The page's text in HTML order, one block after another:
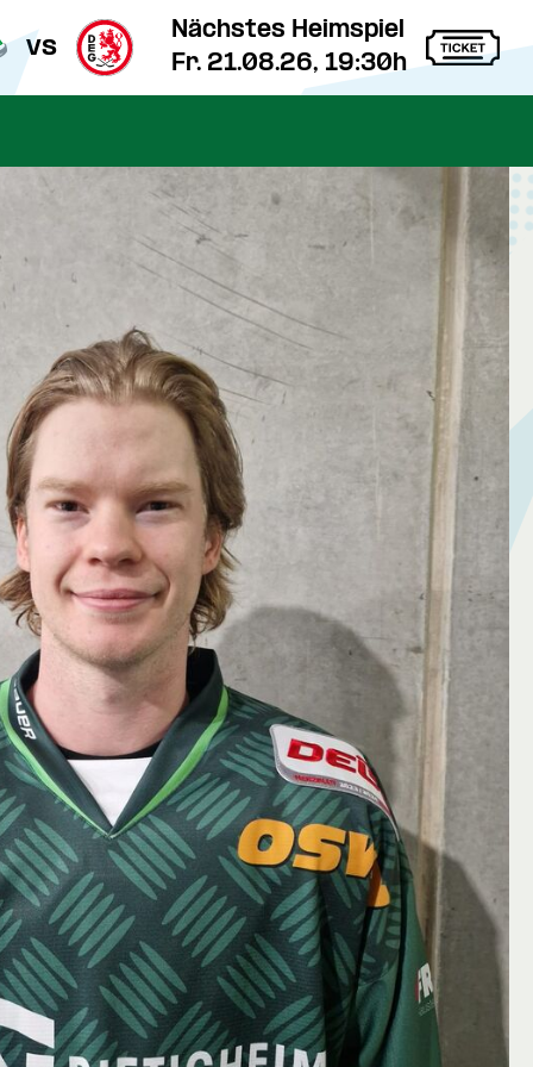
vs
Nächstes Heimspiel
Fr. 21.08.26, 19:30h